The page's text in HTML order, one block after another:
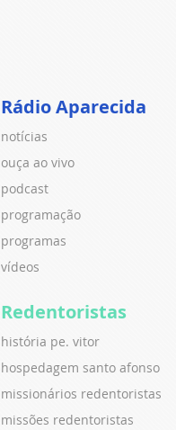
Rádio Aparecida
notícias
ouça ao vivo
podcast
programação
programas
vídeos
Redentoristas
história pe. vitor
hospedagem santo afonso
missionários redentoristas
missões redentoristas